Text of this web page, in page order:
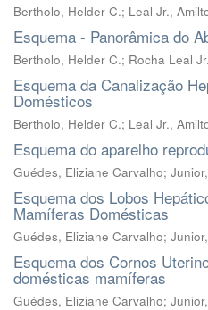
Bertholo, Helder C.; Leal Jr.,
Esquema - Panorâmica do
Bertholo, Helder C.; Rocha Leal
Esquema da Canalização
Domésticos
Bertholo, Helder C.; Leal Jr.,
Esquema do aparelho
Guédes, Eliziane Carvalho;
Esquema dos Lobos
Mamíferas Domésticas
Guédes, Eliziane Carvalho;
Esquema dos Cornos
domésticas mamíferas
Guédes, Eliziane Carvalho;